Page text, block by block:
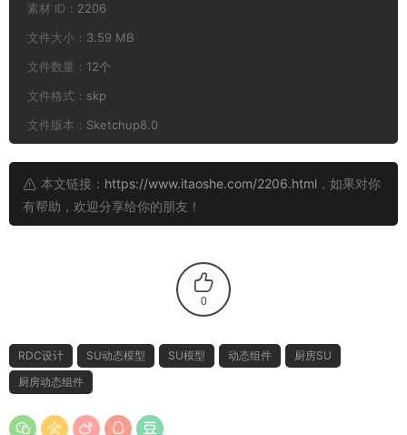
素材 ID： 2206
文件大小： 3.59 MB
文件数量： 12个
文件格式： skp
文件版本： Sketchup8.0
本文链接： https://www.itaoshe.com/2206.html ，如果对你
有帮助，欢迎分享给你的朋友！
0
RDC设计 SU动态模型 SU模型 动态组件
厨房SU
厨房动态组件